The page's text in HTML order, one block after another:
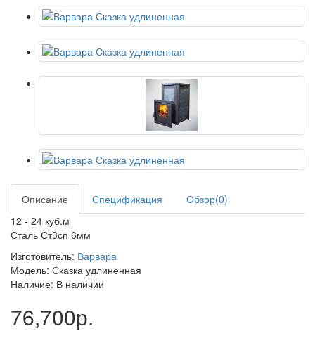
Описание Спецификация
Обзор(0)
12 - 24 куб.м
Сталь Ст3сп 6мм
Изготовитель: Варвара
Модель: Сказка удлиненная
Наличие: В наличии
76,700р.